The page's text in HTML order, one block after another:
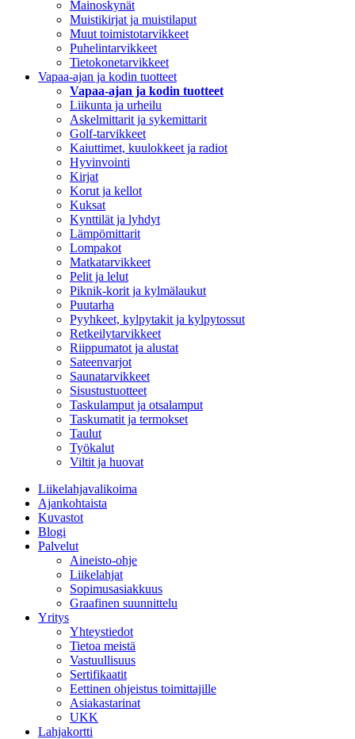
Mainoskynät
Muistikirjat ja muistilaput
Muut toimistotarvikkeet
Puhelintarvikkeet
Tietokonetarvikkeet
Vapaa-ajan ja kodin tuotteet
Vapaa-ajan ja kodin tuotteet
Liikunta ja urheilu
Askelmittarit ja sykemittarit
Golf-tarvikkeet
Kaiuttimet, kuulokkeet ja radiot
Hyvinvointi
Kirjat
Korut ja kellot
Kuksat
Kynttilät ja lyhdyt
Lämpömittarit
Lompakot
Matkatarvikkeet
Pelit ja lelut
Piknik-korit ja kylmälaukut
Puutarha
Pyyhkeet, kylpytakit ja kylpytossut
Retkeilytarvikkeet
Riippumatot ja alustat
Sateenvarjot
Saunatarvikkeet
Sisustustuotteet
Taskulamput ja otsalamput
Taskumatit ja termokset
Taulut
Työkalut
Viltit ja huovat
Liikelahjavalikoima
Ajankohtaista
Kuvastot
Blogi
Palvelut
Aineisto-ohje
Liikelahjat
Sopimusasiakkuus
Graafinen suunnittelu
Yritys
Yhteystiedot
Tietoa meistä
Vastuullisuus
Sertifikaatit
Eettinen ohjeistus toimittajille
Asiakastarinat
UKK
Lahjakortti